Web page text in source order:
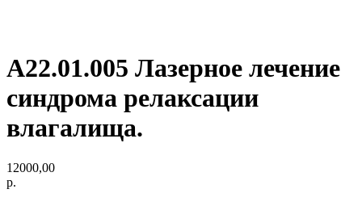
А22.01.005 Лазерное лечение
синдрома релаксации
влагалища.
12000,00
р.